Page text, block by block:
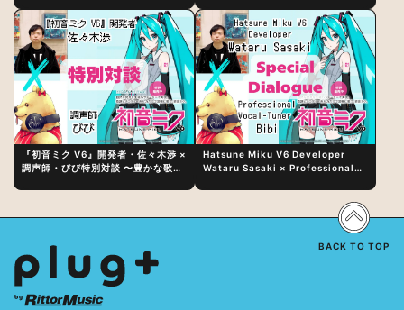
『初音ミク V6』開発者・佐々木渉 ×
調声師・びび特別対談 〜豊かな歌声
Hatsune Miku V6 Developer
Wataru Sasaki × Professional
Vocal Expression Lies in “Love
for the singing characters” and
BACK TO TOP